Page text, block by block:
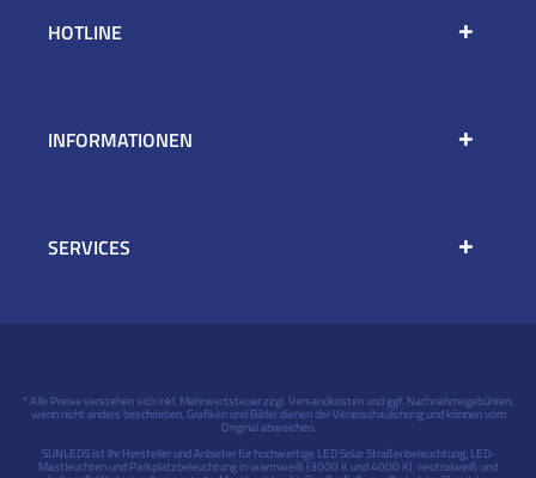
HOTLINE
INFORMATIONEN
SERVICES
* Alle Preise verstehen sich inkl. Mehrwertsteuer zzgl.Versandkosten und ggf. Nachnahmegebühren,
wenn nicht anders beschrieben. Grafiken und Bilder dienen der Veranschaulichung und können vom
Original abweichen.
SUNLEDS ist Ihr Hersteller und Anbieter für hochwertige LED Solar Straßenbeleuchtung, LED-
Mastleuchten und Parkplatzbeleuchtung in warmweiß (3000 K und 4000 K), neutralweiß und